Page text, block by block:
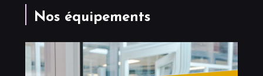
Nos équipements